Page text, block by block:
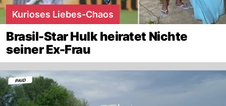
Kurioses Liebes-Chaos
Brasil-Star Hulk heiratet Nichte
seiner Ex-Frau